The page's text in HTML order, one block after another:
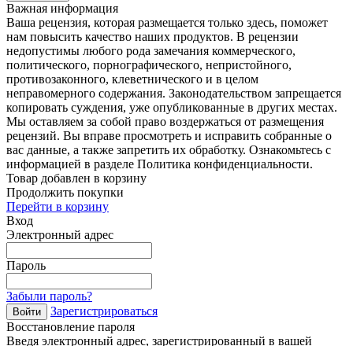
Важная информация
Ваша рецензия, которая размещается только здесь, поможет
нам повысить качество наших продуктов. В рецензии
недопустимы любого рода замечания коммерческого,
политического, порнографического, непристойного,
противозаконного, клеветнического и в целом
неправомерного содержания. Законодательством запрещается
копировать суждения, уже опубликованные в других местах.
Мы оставляем за собой право воздержаться от размещения
рецензий. Вы вправе просмотреть и исправить собранные о
вас данные, а также запретить их обработку. Ознакомьтесь с
информацией в разделе Политика конфиденциальности.
Товар добавлен в корзину
Продолжить покупки
Перейти в корзину
Вход
Электронный адрес
Пароль
Забыли пароль?
Войти
Зарегистрироваться
Восстановление пароля
Введя электронный адрес, зарегистрированный в вашей